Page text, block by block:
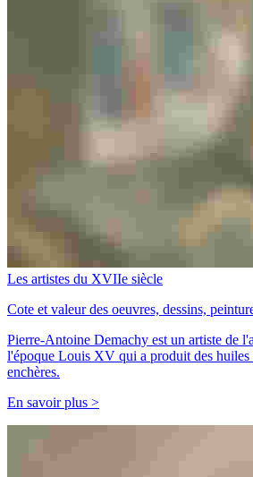
Les artistes du XVIIe siècle
Cote et valeur des oeuvres, dessins,
Pierre-Antoine Demachy est un artiste de
l'époque Louis XV qui a produit des huiles
enchères.
En savoir plus >